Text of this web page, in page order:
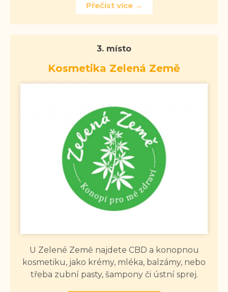
Přečíst více →
3. místo
Kosmetika Zelená Země
U Zelené Země najdete CBD a konopnou
kosmetiku, jako krémy, mléka, balzámy, nebo
třeba zubní pasty, šampony či ústní sprej.